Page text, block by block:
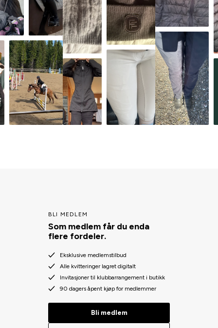
BLI MEDLEM
Som medlem får du enda
flere fordeler.
Eksklusive medlemstilbud
Alle kvitteringer lagret digitalt
Invitasjoner til klubbarrangement i butikk
90 dagers åpent kjøp for medlemmer
Bli medlem